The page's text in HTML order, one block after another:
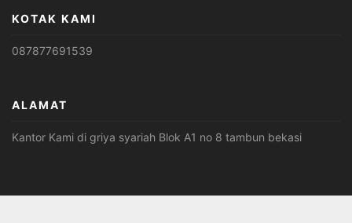
KOTAK KAMI
087877691539
ALAMAT
Kantor Kami di griya syariah Blok A1 no 8 tambun bekasi